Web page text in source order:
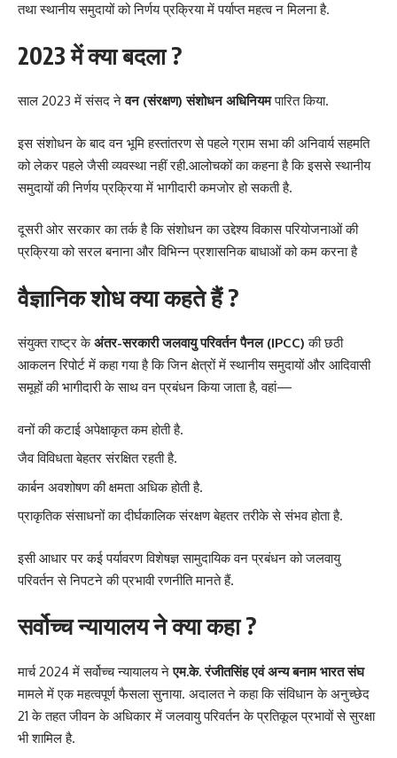
तथा स्थानीय समुदायों को निर्णय प्रक्रिया में पर्याप्त महत्व न मिलना है.
2023 में क्या बदला ?
साल 2023 में संसद नेवन (संरक्षण) संशोधन अधिनियमपारित किया.
इस संशोधन के बाद वन भूमि हस्तांतरण से पहले ग्राम सभा की अनिवार्य सहमति
को लेकर पहले जैसी व्यवस्था नहीं रही.आलोचकों का कहना है कि इससे स्थानीय
समुदायों की निर्णय प्रक्रिया में भागीदारी कमजोर हो सकती है.
दूसरी ओर सरकार का तर्क है कि संशोधन का उद्देश्य विकास परियोजनाओं की
प्रक्रिया को सरल बनाना और विभिन्न प्रशासनिक बाधाओं को कम करना है
वैज्ञानिक शोध क्या कहते हैं ?
संयुक्त राष्ट्र केअंतर-सरकारी जलवायु परिवर्तन पैनल (IPCC) की छठी
आकलन रिपोर्ट में कहा गया है कि जिन क्षेत्रों में स्थानीय समुदायों और आदिवासी
समूहों की भागीदारी के साथ वन प्रबंधन किया जाता है, वहां—
वनों की कटाई अपेक्षाकृत कम होती है.
जैव विविधता बेहतर संरक्षित रहती है.
कार्बन अवशोषण की क्षमता अधिक होती है.
प्राकृतिक संसाधनों का दीर्घकालिक संरक्षण बेहतर तरीके से संभव होता है.
इसी आधार पर कई पर्यावरण विशेषज्ञ सामुदायिक वन प्रबंधन को जलवायु
परिवर्तन से निपटने की प्रभावी रणनीति मानते हैं.
सर्वोच्च न्यायालय ने क्या कहा ?
मार्च 2024 में सर्वोच्च न्यायालय नेएम.के. रंजीतसिंह एवं अन्य बनाम भारत संघ
मामले में एक महत्वपूर्ण फैसला सुनाया. अदालत ने कहा कि संविधान के अनुच्छेद
21 के तहत जीवन के अधिकार में जलवायु परिवर्तन के प्रतिकूल प्रभावों से सुरक्षा
भी शामिल है.